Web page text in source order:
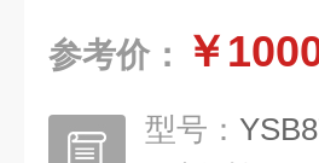
参考价： ￥
型号：